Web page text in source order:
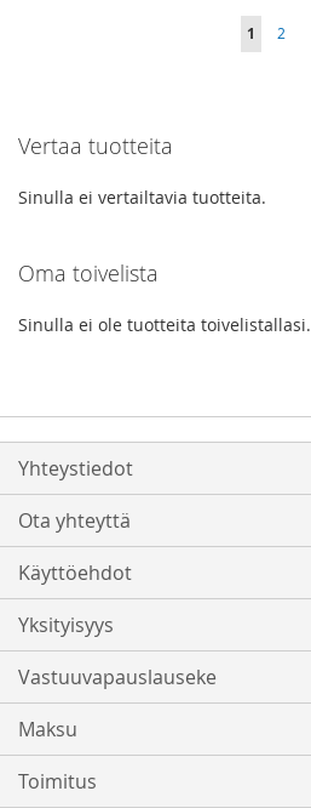
You're
1 Sivu
2
Vertaa tuotteita
Sinulla ei vertailtavia tuotteita.
Oma toivelista
Sinulla ei ole tuotteita toivelistallasi.
Yhteystiedot
Ota yhteyttä
Käyttöehdot
Yksityisyys
Vastuuvapauslauseke
Maksu
Toimitus